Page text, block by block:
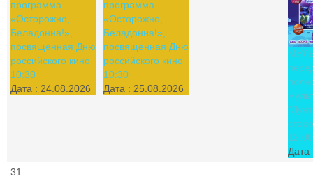
программа
«Осторожно,
Беладонна!»,
посвященная Дню
российского кино
10:30
Дата : 24.08.2026
программа
«Осторожно,
Беладонна!»,
посвященная Дню
российского кино
10:30
Дата : 25.08.2026
12:00
31